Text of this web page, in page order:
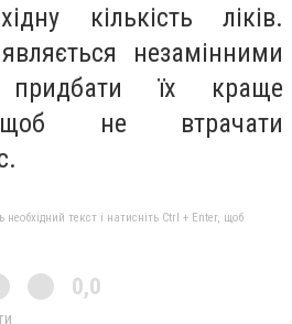
кількість ліків.
незамінними
їх краще
щоб не втрачати
текст і натисніть Ctrl + Enter, щоб
0,0